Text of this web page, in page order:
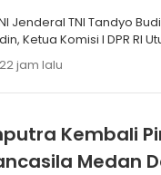
Marinir
Jenderal TNI Tandyo
Ketua Komisi I DPR RI
22 jam lalu
Kembali
Medan